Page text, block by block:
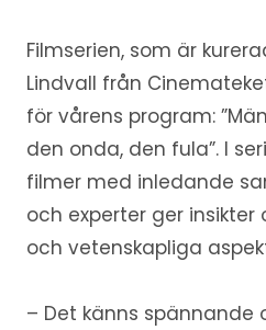
Filmserien, som är
Lindvall från
för vårens program:
den onda, den fula”. I
filmer med inledande
och experter ger
och vetenskapliga
– Det känns